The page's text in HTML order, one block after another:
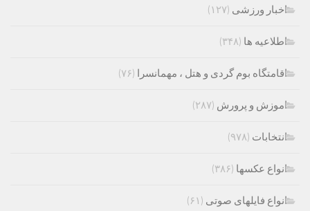
اخبار ورزشی (۱۲۷)
اطلاعیه ها (۳۴۸)
اقامتگاه بوم گردی و هتل ، مهمانسرا (۷۶)
اموزش و پرورش (۲۸۷)
انتخابات (۹۷۸)
انواع عکسها (۳۸۶)
انواع فایلهای صوتی (۶۱)